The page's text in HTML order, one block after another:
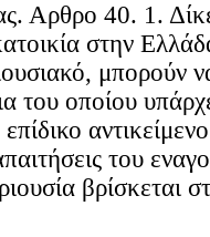
Αρθρο 40. 1.
στην
μπορούν
του οποίου
του
βρίσκεται